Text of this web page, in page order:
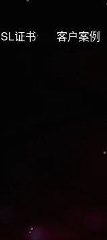
证书 客户案例